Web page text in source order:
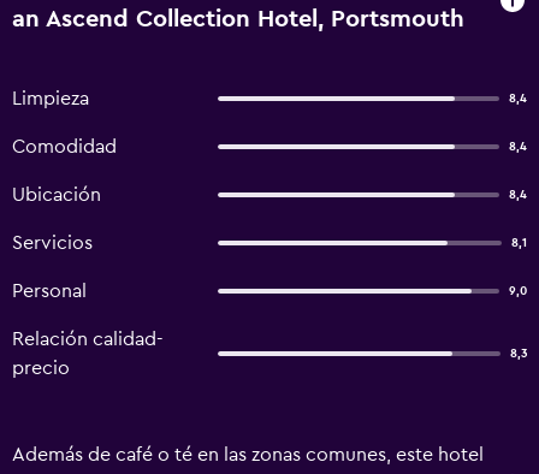
an Ascend Collection Hotel, Portsmouth
Limpieza 8,4
Comodidad 8,4
Ubicación 8,4
Servicios 8,1
Personal 9,0
Relación calidad-
precio
8,3
Además de café o té en las zonas comunes, este hotel